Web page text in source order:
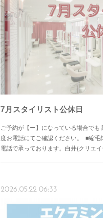
7月スタイリスト公休日
ご予約が【ー】になっている場合で
度お電話にてご確認ください。 ■縮
電話で承っております。白井(クリエ
2026.05.22 06:33